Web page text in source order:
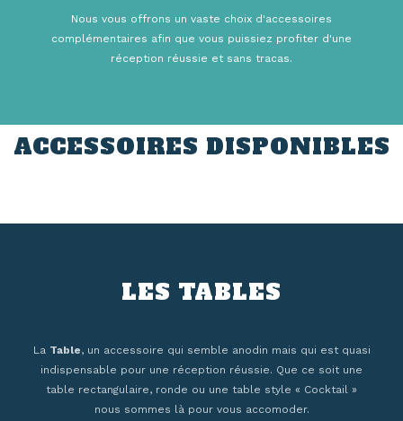
Nous vous offrons un vaste choix d'accessoires
complémentaires afin que vous puissiez profiter d'une
réception réussie et sans tracas.
ACCESSOIRES DISPONIBLES
LES TABLES
La Table, un accessoire qui semble anodin mais qui est quasi
indispensable pour une réception réussie. Que ce soit une
table rectangulaire, ronde ou une table style « Cocktail »
nous sommes là pour vous accomoder.